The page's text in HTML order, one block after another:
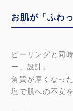
お肌が「ふわ
ピーリングと同
ー」設計。
角質が厚くなっ
塩で肌への不安